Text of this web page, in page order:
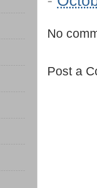
No
Post a